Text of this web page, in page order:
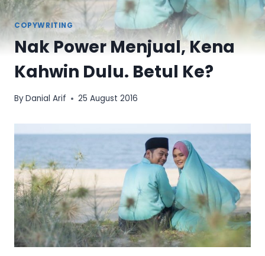
COPYWRITING
Nak Power Menjual, Kena
Kahwin Dulu. Betul Ke?
ByDanial Arif 25 August 2016